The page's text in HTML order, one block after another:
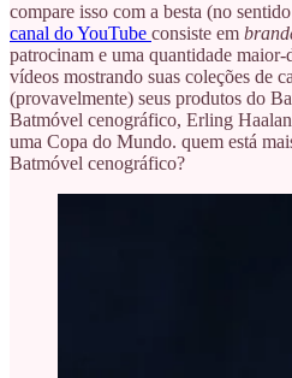
compare isso com a besta (no
canal do YouTube consiste em
patrocinam e uma quantidade
vídeos mostrando suas coleções de
(provavelmente) seus produtos do
Batmóvel cenográfico, Erling
uma Copa do Mundo. quem está
Batmóvel cenográfico?